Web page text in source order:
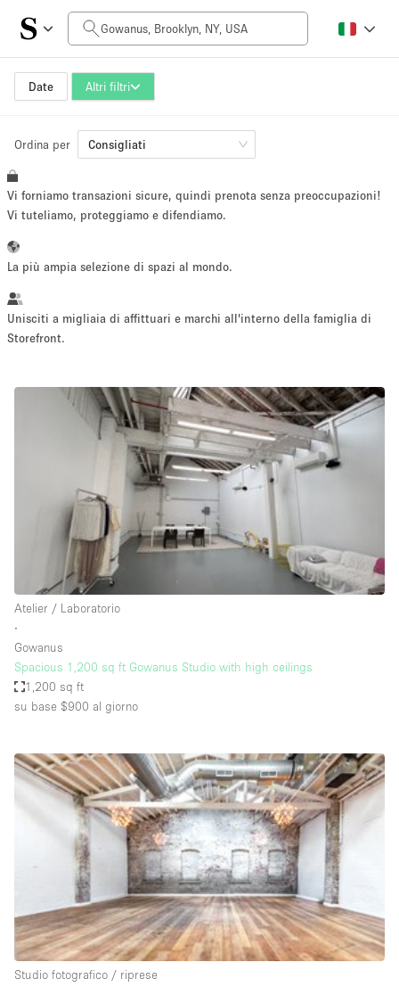
Date Altri filtri
Prezzo al giorno
$0
Dimensioni dello spazio
5000+ sq ft
~ 13 persone
artistico
Conferenza Meeting Ufficio
Acquista
Condividi
Tipo di spazio
Acquista Condividi
Atelier / Laboratorio
Camion
Container
Fiera/festival
Galleria d'arte
Hall
Imbarcazione
Magazzino
Negozio in centro commerciale
Ordina per Consigliati
Vi forniamo transazioni sicure, quindi prenota senza preoccupazioni!
Vi tuteliamo, proteggiamo e difendiamo.
La più ampia selezione di spazi al mondo.
Unisciti a migliaia di affittuari e marchi all'interno della famiglia di
Storefront.
Atelier / Laboratorio
∙
Gowanus
Spacious 1,200 sq ft Gowanus Studio with high ceilings
1,200 sq ft
su base $900 al giorno
Studio fotografico / riprese